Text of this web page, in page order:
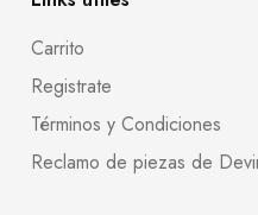
Carrito
Registrate
Términos y Condiciones
Reclamo de piezas de